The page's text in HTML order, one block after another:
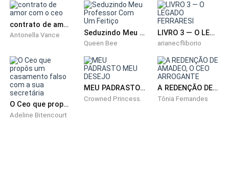
Enquanto nos acomodávamos em nossos assentos,
pude sentir a energia contagiante que envolvia o local.
Risos e vozes animadas ecoavam ao nosso redor,
celebrar e desconectar-se das preocupações
cotidianas.
contrato de amor com o ceo
Antonella Vance Seduzindo Meu Professor Com Um Feitiço
Queen Bee
LIVRO 3 — O LEGADO FERRARESI
arianecfliborio
O Ceo que propôs um casamento falso com a sua secretária
Adeline Bitencourt
MEU PADRASTO MEU DESEJO
Crowned Princess.
A REDENÇÃO DE AMADEO, O CEO ARROGANTE
Tônia Fernandes